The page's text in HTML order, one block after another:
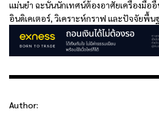
แม่นยำ ฉะนั้นนักเทศน์ต้องอาศัยเครื่องมืออื่
อินดิเคเตอร์, วิเคราะห์กราฟ และปัจจัยพื้น
Author: